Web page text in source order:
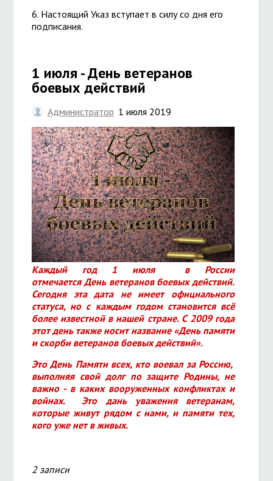
6. Настоящий Указ вступает в силу со дня его
подписания.
1 июля - День ветеранов
боевых действий
Администратор 1 июля 2019
Каждый год 1 июля в России
отмечается День ветеранов боевых действий.
Сегодня эта дата не имеет официального
статуса, но с каждым годом становится всё
более известной в нашей стране. С 2009 года
этот день также носит название «День памяти
и скорби ветеранов боевых действий».
Это День Памяти всех, кто воевал за Россию,
выполняя свой долг по защите Родины, не
важно - в каких вооруженных конфликтах и
войнах. Это дань уважения ветеранам,
которые живут рядом с нами, и памяти тех,
кого уже нет в живых.
2 записи